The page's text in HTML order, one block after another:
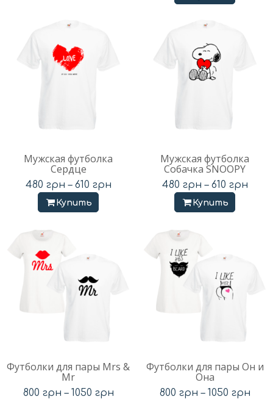
Мужская футболка
Сердце
480 грн – 610 грн
Купить
Мужская футболка
Собачка SNOOPY
480 грн – 610 грн
Купить
Футболки для пары Mrs &
Mr
800 грн – 1050 грн
Футболки для пары Он и
Она
800 грн – 1050 грн